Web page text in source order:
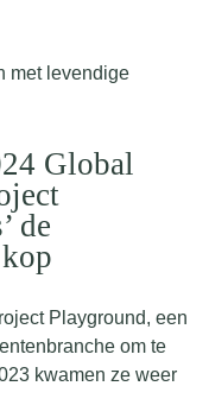
Global
de
Playground, een
om te
kwamen ze weer